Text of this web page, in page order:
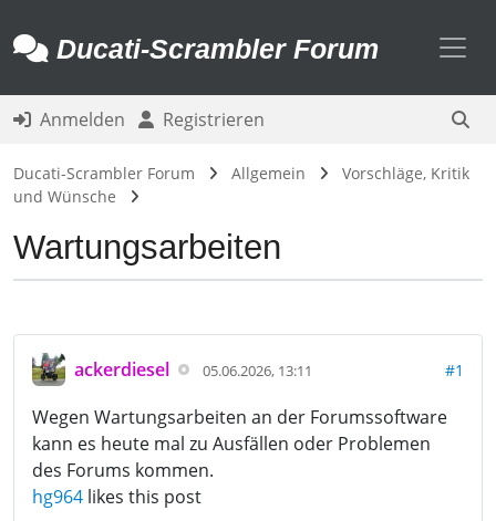
Ducati-Scrambler Forum
Anmelden Registrieren
Ducati-Scrambler Forum Allgemein
Vorschläge, Kritik
und Wünsche
Wartungsarbeiten
ackerdiesel 05.06.2026, 13:11 #1
Wegen Wartungsarbeiten an der Forumssoftware
kann es heute mal zu Ausfällen oder Problemen
des Forums kommen.
hg964 likes this post